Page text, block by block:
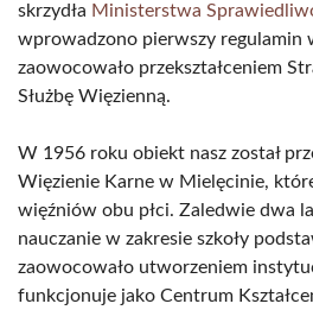
skrzydła Ministerstwa
wprowadzono pierwszy regulamin
zaowocowało przekształceniem
Służbę Więzienną.
W 1956 roku obiekt nasz został
Więzienie Karne w Mielęcinie,
więźniów obu płci. Zaledwie dwa
nauczanie w zakresie szkoły
zaowocowało utworzeniem
funkcjonuje jako Centrum